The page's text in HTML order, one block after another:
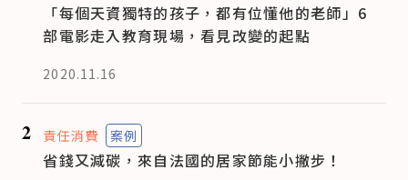
「每個天資獨特的孩子，都有位懂他的老師」6
部電影走入教育現場，看見改變的起點
2020.11.16
2 責任消費 案例
省錢又減碳，來自法國的居家節能小撇步！